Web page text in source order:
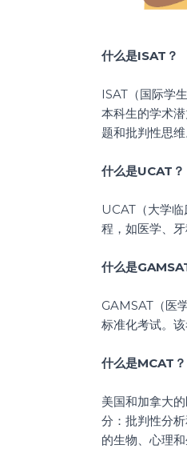
什么是ISAT？
ISAT（国际学
本科生的学术
题和批判性思维
什么是UCAT？
UCAT（大学
程，如医学、
什么是
GAMSAT（医
标准化考试。
什么是MCAT？
美国和加拿大
分：批判性分
的生物、心理和